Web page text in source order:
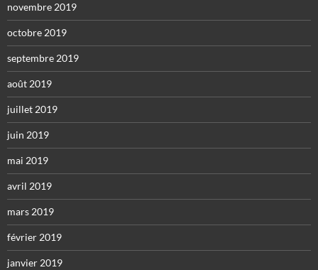
novembre 2019
octobre 2019
septembre 2019
août 2019
juillet 2019
juin 2019
mai 2019
avril 2019
mars 2019
février 2019
janvier 2019